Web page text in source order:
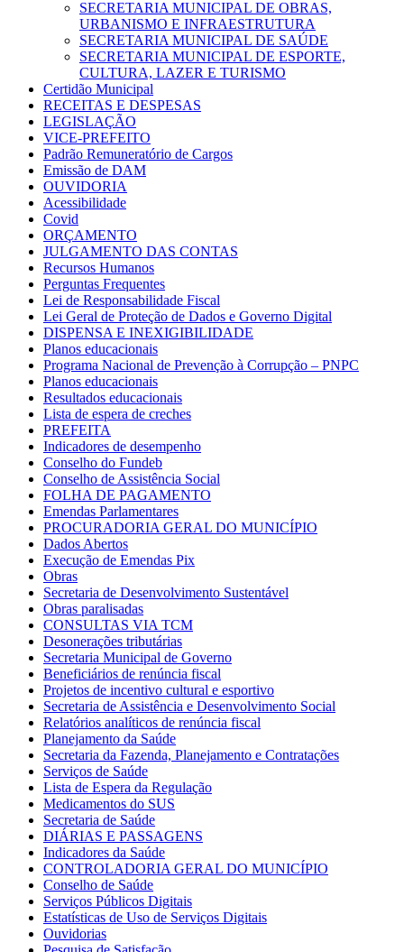
SECRETARIA MUNICIPAL DE OBRAS,
URBANISMO E INFRAESTRUTURA
SECRETARIA MUNICIPAL DE SAÚDE
SECRETARIA MUNICIPAL DE ESPORTE,
CULTURA, LAZER E TURISMO
Certidão Municipal
RECEITAS E DESPESAS
LEGISLAÇÃO
VICE-PREFEITO
Padrão Remuneratório de Cargos
Emissão de DAM
OUVIDORIA
Acessibilidade
Covid
ORÇAMENTO
JULGAMENTO DAS CONTAS
Recursos Humanos
Perguntas Frequentes
Lei de Responsabilidade Fiscal
Lei Geral de Proteção de Dados e Governo Digital
DISPENSA E INEXIGIBILIDADE
Planos educacionais
Programa Nacional de Prevenção à Corrupção – PNPC
Planos educacionais
Resultados educacionais
Lista de espera de creches
PREFEITA
Indicadores de desempenho
Conselho do Fundeb
Conselho de Assistência Social
FOLHA DE PAGAMENTO
Emendas Parlamentares
PROCURADORIA GERAL DO MUNICÍPIO
Dados Abertos
Execução de Emendas Pix
Obras
Secretaria de Desenvolvimento Sustentável
Obras paralisadas
CONSULTAS VIA TCM
Desonerações tributárias
Secretaria Municipal de Governo
Beneficiários de renúncia fiscal
Projetos de incentivo cultural e esportivo
Secretaria de Assistência e Desenvolvimento Social
Relatórios analíticos de renúncia fiscal
Planejamento da Saúde
Secretaria da Fazenda, Planejamento e Contratações
Serviços de Saúde
Lista de Espera da Regulação
Medicamentos do SUS
Secretaria de Saúde
DIÁRIAS E PASSAGENS
Indicadores da Saúde
CONTROLADORIA GERAL DO MUNICÍPIO
Conselho de Saúde
Serviços Públicos Digitais
Estatísticas de Uso de Serviços Digitais
Ouvidorias